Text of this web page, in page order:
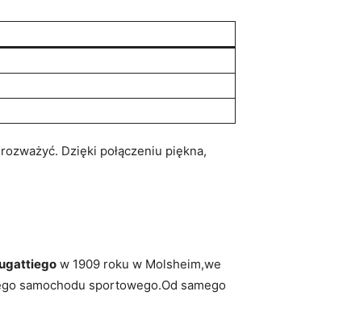
Dzięki połączeniu piękna,
w 1909 roku w Molsheim,we
samochodu sportowego.Od samego